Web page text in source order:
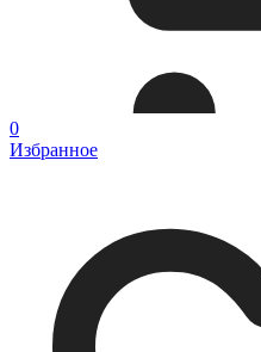
0
Избранное